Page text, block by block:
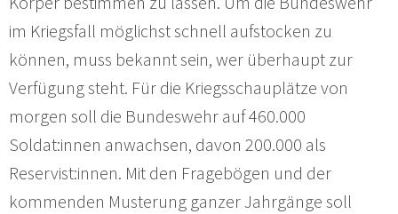
im Kriegsfall möglichst schnell aufstocken zu
können, muss bekannt sein, wer überhaupt zur
Verfügung steht. Für die Kriegsschauplätze von
morgen soll die Bundeswehr auf 460.000
Soldat:innen anwachsen, davon 200.000 als
Reservist:innen. Mit den Fragebögen und der
kommenden Musterung ganzer Jahrgänge soll